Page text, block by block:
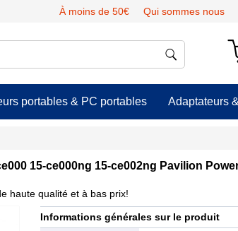
À moins de 50€ Qui sommes nous
portables & PC portables Adaptateurs
15-ce000ng 15-ce002ng Pavilion
haute qualité et à bas prix!
Informations générales sur le produit